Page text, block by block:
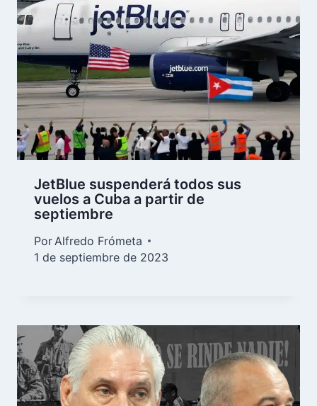
JetBlue suspenderá todos sus
vuelos a Cuba a partir de
septiembre
Por Alfredo Frómeta
1 de septiembre de 2023